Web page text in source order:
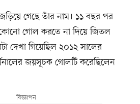
গেছে তাঁর নাম। ১১ বছর পর
গোল করতে না দিয়ে জিতল
দেখা গিয়েছিল ২০১২ সালের
জয়সূচক গোলটি করেছিলেন